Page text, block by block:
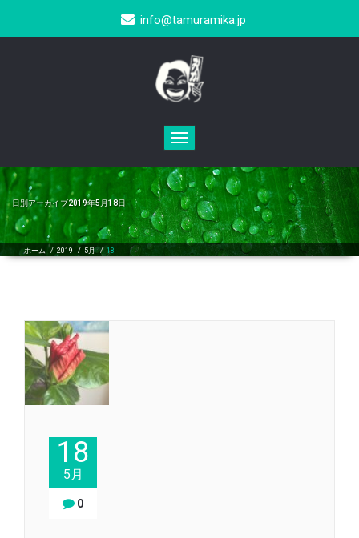
info@tamuramika.jp
Toggle
navigation
日別アーカイブ2019年5月18日
ホーム / 2019 / 5月/ 18
18
5月
0